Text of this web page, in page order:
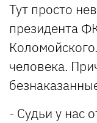
Тут просто
президента
человека.
- Судьи у нас